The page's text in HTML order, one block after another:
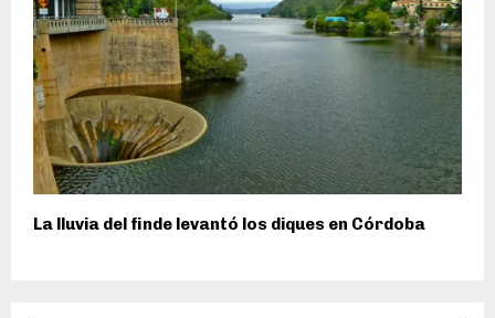
La lluvia del finde levantó los diques en Córdoba